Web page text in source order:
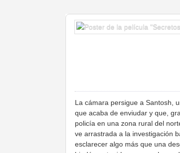
La cámara persigue a Santosh,
que acaba de enviudar y que,
policía en una zona rural del
ve arrastrada a la investigación
esclarecer algo más que una